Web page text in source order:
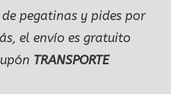
pegatinas y pides por
el envío es gratuito
TRANSPORTE